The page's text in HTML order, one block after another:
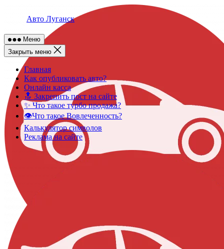
Авто Луганск
Меню
Закрыть меню
Главная
Как опубликовать авто?
Онлайн касса
🔝 Закрепить пост на сайте
✨ Что такое турбо продажа?
👁️Что такое Вовлеченность?
Калькулятор символов
Реклама на сайте